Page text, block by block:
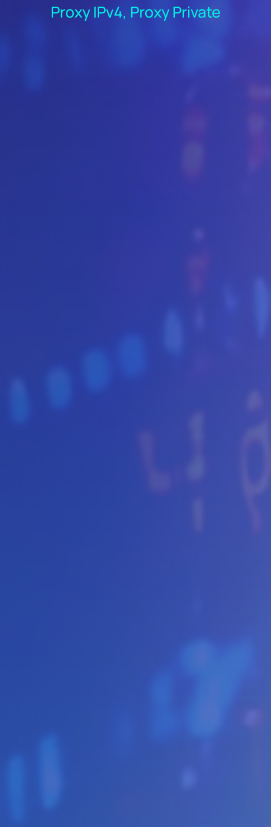
Proxy IPv4, Proxy Private